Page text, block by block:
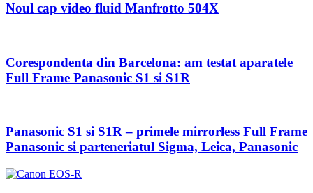
Noul cap video fluid Manfrotto 504X
Corespondenta din Barcelona: am testat aparatele
Full Frame Panasonic S1 si S1R
Panasonic S1 si S1R – primele mirrorless Full Frame
Panasonic si parteneriatul Sigma, Leica, Panasonic